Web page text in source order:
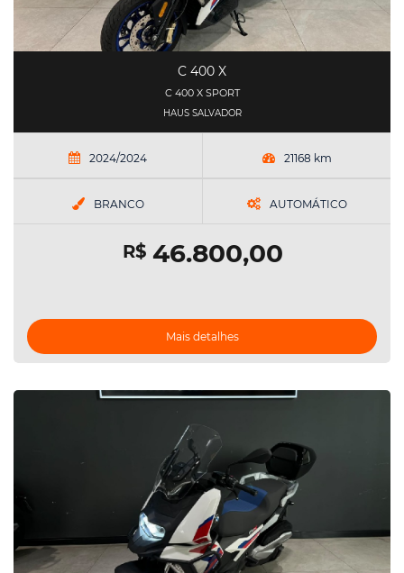
C 400 X
C 400 X SPORT
HAUS SALVADOR
2024/2024 21168 km
BRANCO AUTOMÁTICO
R$46.800,00
Mais detalhes